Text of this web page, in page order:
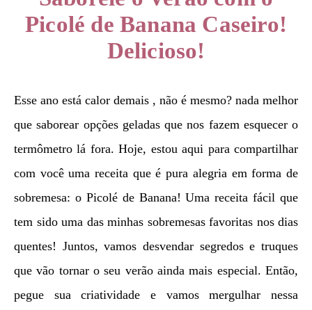
Picolé de Banana Caseiro!
Delicioso!
Esse ano está calor demais , não é mesmo? nada melhor
que saborear opções geladas que nos fazem esquecer o
termômetro lá fora. Hoje, estou aqui para compartilhar
com você uma receita que é pura alegria em forma de
sobremesa: o Picolé de Banana! Uma receita fácil que
tem sido uma das minhas sobremesas favoritas nos dias
quentes! Juntos, vamos desvendar segredos e truques
que vão tornar o seu verão ainda mais especial. Então,
pegue sua criatividade e vamos mergulhar nessa